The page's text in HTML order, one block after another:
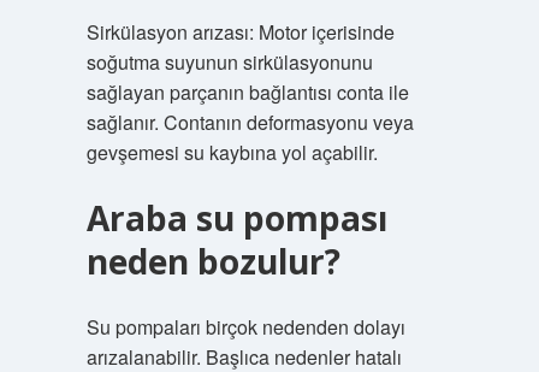
Sirkülasyon arızası: Motor içerisinde
soğutma suyunun sirkülasyonunu
sağlayan parçanın bağlantısı conta ile
sağlanır. Contanın deformasyonu veya
gevşemesi su kaybına yol açabilir.
Araba su pompası
neden bozulur?
Su pompaları birçok nedenden dolayı
arızalanabilir. Başlıca nedenler hatalı